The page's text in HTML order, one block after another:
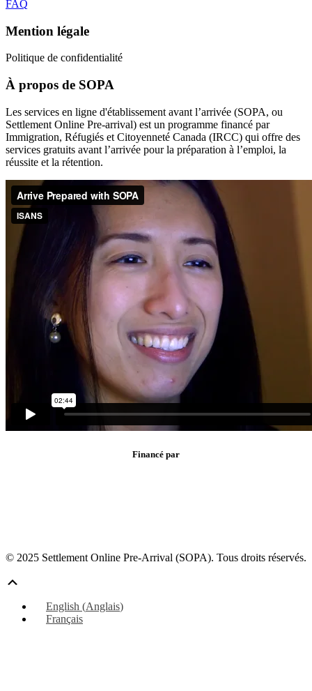
FAQ
Mention légale
Politique de confidentialité
À propos de SOPA
Les services en ligne d'établissement avant l’arrivée (SOPA, ou
Settlement Online Pre-arrival) est un programme financé par
Immigration, Réfugiés et Citoyenneté Canada (IRCC) qui offre des
services gratuits avant l’arrivée pour la préparation à l’emploi, la
réussite et la rétention.
Financé par
© 2025 Settlement Online Pre-Arrival (SOPA). Tous droits réservés.
le
haut
English (Anglais)
Français